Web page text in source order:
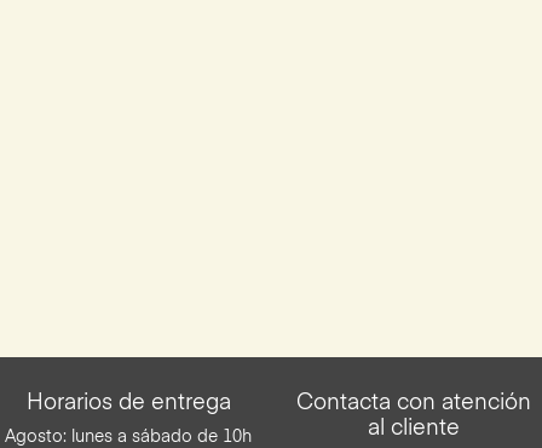
Horarios de entrega
Agosto: lunes a sábado de 10h
Contacta con atención
al cliente